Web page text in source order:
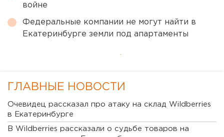
войне
Федеральные компании не могут найти в
Екатеринбурге земли под апартаменты
ГЛАВНЫЕ НОВОСТИ
Очевидец рассказал про атаку на склад Wildberries
в Екатеринбурге
В Wildberries рассказали о судьбе товаров на